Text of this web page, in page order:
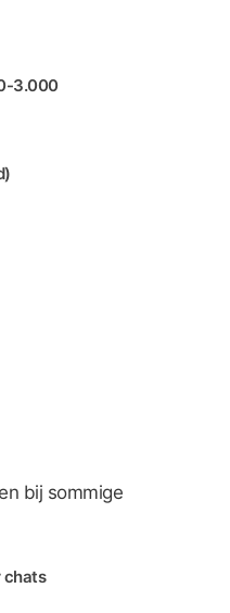
3.000
bij sommige
chats